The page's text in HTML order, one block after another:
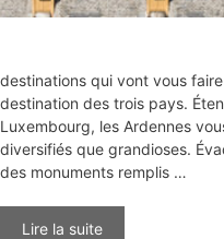
destinations qui vont vous
destination des trois pays.
Luxembourg, les Ardennes
diversifiés que grandioses.
des monuments remplis …
Lire la suite